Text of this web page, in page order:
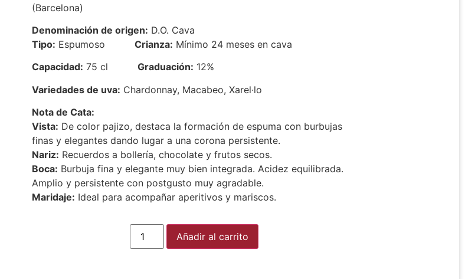
(Barcelona)
Denominación de origen: D.O. Cava
Tipo: Espumoso Crianza: Mínimo 24 meses en cava
Capacidad: 75 cl Graduación: 12%
Variedades de uva: Chardonnay, Macabeo, Xarel·lo
Nota de Cata:
Vista: De color pajizo, destaca la formación de espuma con burbujas
finas y elegantes dando lugar a una corona persistente.
Nariz: Recuerdos a bollería, chocolate y frutos secos.
Boca: Burbuja fina y elegante muy bien integrada. Acidez equilibrada.
Amplio y persistente con postgusto muy agradable.
Maridaje: Ideal para acompañar aperitivos y mariscos.
Añadir al carrito